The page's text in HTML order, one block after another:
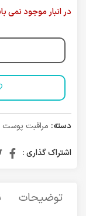
در انبار موجود نمی
دسته: مراقبت پوست
اشتراک گذاری :
توضیحات